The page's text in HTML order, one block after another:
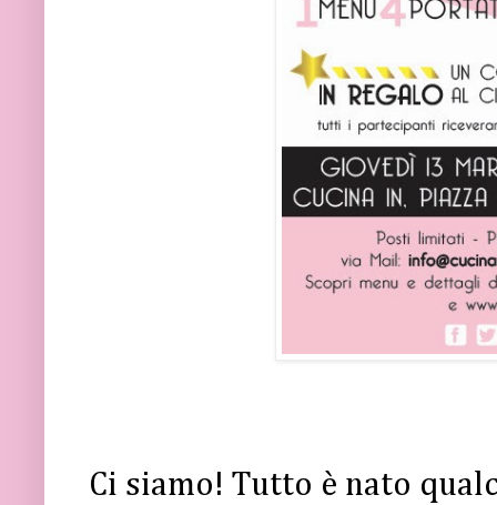
Ci siamo! Tutto è nato